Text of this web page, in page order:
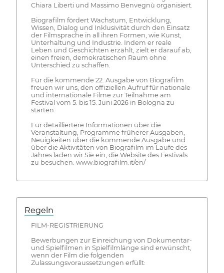
Chiara Liberti und Massimo Benvegnù organisiert.
Biografilm fördert Wachstum, Entwicklung,
Wissen, Dialog und Inklusivität durch den Einsatz
der Filmsprache in all ihren Formen, wie Kunst,
Unterhaltung und Industrie. Indem er reale
Leben und Geschichten erzählt, zielt er darauf ab,
einen freien, demokratischen Raum ohne
Unterschied zu schaffen.
Für die kommende 22. Ausgabe von Biografilm
freuen wir uns, den offiziellen Aufruf für nationale
und internationale Filme zur Teilnahme am
Festival vom 5. bis 15. Juni 2026 in Bologna zu
starten.
Für detailliertere Informationen über die
Veranstaltung, Programme früherer Ausgaben,
Neuigkeiten über die kommende Ausgabe und
über die Aktivitäten von Biografilm im Laufe des
Jahres laden wir Sie ein, die Website des Festivals
zu besuchen: www.biografilm.it/en/
Regeln
FILM-REGISTRIERUNG
Bewerbungen zur Einreichung von Dokumentar-
und Spielfilmen in Spielfilmlänge sind erwünscht,
wenn der Film die folgenden
Zulassungsvoraussetzungen erfüllt: